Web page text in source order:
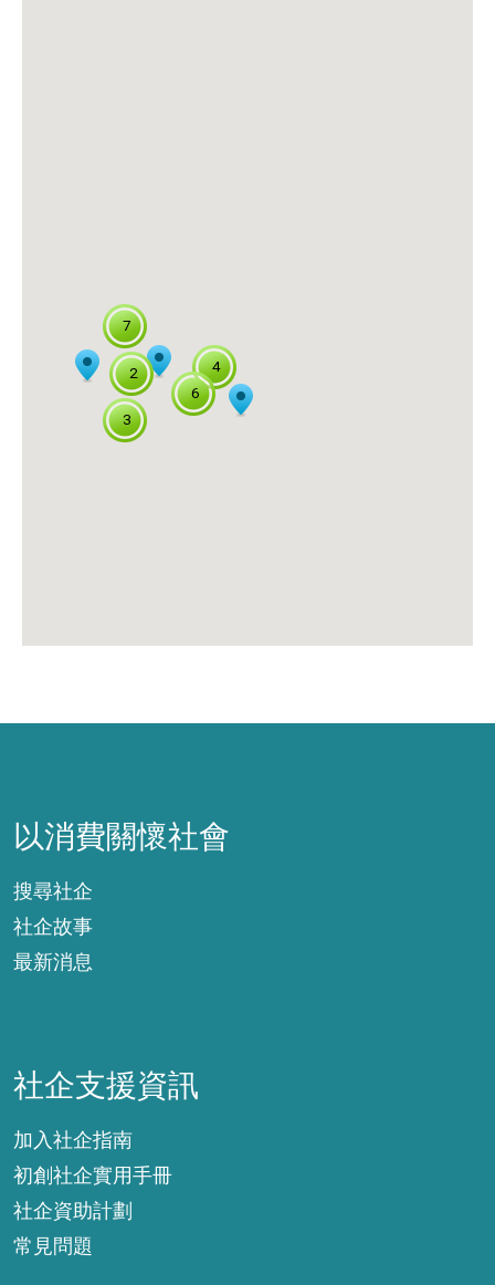
2
3
6
4
7
以消費關懷社會
搜尋社企
社企故事
最新消息
社企支援資訊
加入社企指南
初創社企實用手冊
社企資助計劃
常見問題